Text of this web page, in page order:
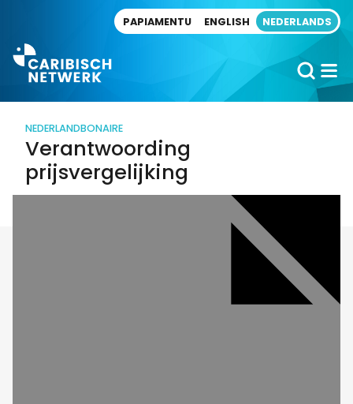
PAPIAMENTU ENGLISH NEDERLANDS
NEDERLANDBONAIRE
Verantwoording
prijsvergelijking